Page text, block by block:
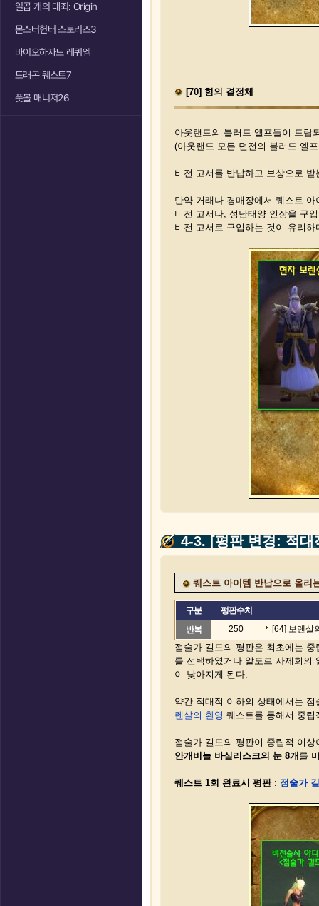
일곱 개의 대죄: Origin
몬스터헌터 스토리즈3
바이오하자드 레퀴엠
드래곤 퀘스트7
풋볼 매니저26
[70] 힘의 결정체
아웃랜드의 블러드 엘프들이 드랍
(아웃랜드 모든 던전의 블러드 엘
비전 고서를 반납하고 보상으로
만약 거래나 경매장에서 퀘스트
비전 고서나, 성난태양 인장을 구
비전 고서로 구입하는 것이 유리하
4-3. [평판 변경: 적대
퀘스트 아이템 반납으로 올리
구분
평판수치
반복
250 [64] 보렌살
점술가 길드의 평판은 최초에는
를 선택하였거나 알도르 사제회의
이 낮아지게 된다.
약간 적대적 이하의 상태에서는
렌살의 환영 퀘스트를 통해서 중
점술가 길드의 평판이 중립적 이
안개비늘 바실리스크의 눈 8개 를
퀘스트 1회 완료시 평판: 점술가